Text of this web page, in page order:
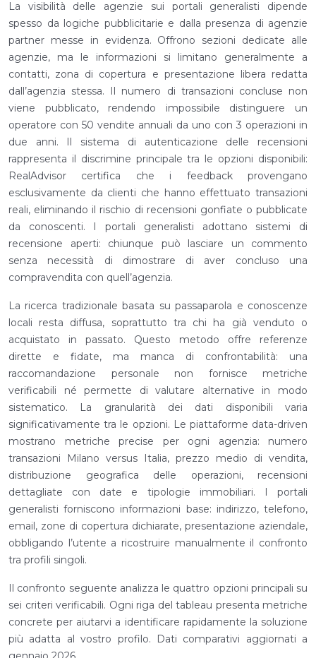
La visibilità delle agenzie sui portali generalisti dipende
spesso da logiche pubblicitarie e dalla presenza di agenzie
partner messe in evidenza. Offrono sezioni dedicate alle
agenzie, ma le informazioni si limitano generalmente a
contatti, zona di copertura e presentazione libera redatta
dall’agenzia stessa. Il numero di transazioni concluse non
viene pubblicato, rendendo impossibile distinguere un
operatore con 50 vendite annuali da uno con 3 operazioni in
due anni. Il sistema di autenticazione delle recensioni
rappresenta il discrimine principale tra le opzioni disponibili:
RealAdvisor certifica che i feedback provengano
esclusivamente da clienti che hanno effettuato transazioni
reali, eliminando il rischio di recensioni gonfiate o pubblicate
da conoscenti. I portali generalisti adottano sistemi di
recensione aperti: chiunque può lasciare un commento
senza necessità di dimostrare di aver concluso una
compravendita con quell’agenzia.
La ricerca tradizionale basata su passaparola e conoscenze
locali resta diffusa, soprattutto tra chi ha già venduto o
acquistato in passato. Questo metodo offre referenze
dirette e fidate, ma manca di confrontabilità: una
raccomandazione personale non fornisce metriche
verificabili né permette di valutare alternative in modo
sistematico. La granularità dei dati disponibili varia
significativamente tra le opzioni. Le piattaforme data-driven
mostrano metriche precise per ogni agenzia: numero
transazioni Milano versus Italia, prezzo medio di vendita,
distribuzione geografica delle operazioni, recensioni
dettagliate con date e tipologie immobiliari. I portali
generalisti forniscono informazioni base: indirizzo, telefono,
email, zone di copertura dichiarate, presentazione aziendale,
obbligando l’utente a ricostruire manualmente il confronto
tra profili singoli.
Il confronto seguente analizza le quattro opzioni principali su
sei criteri verificabili. Ogni riga del tableau presenta metriche
concrete per aiutarvi a identificare rapidamente la soluzione
più adatta al vostro profilo. Dati comparativi aggiornati a